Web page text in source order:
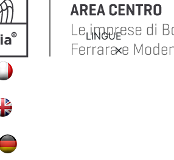
LINGUE